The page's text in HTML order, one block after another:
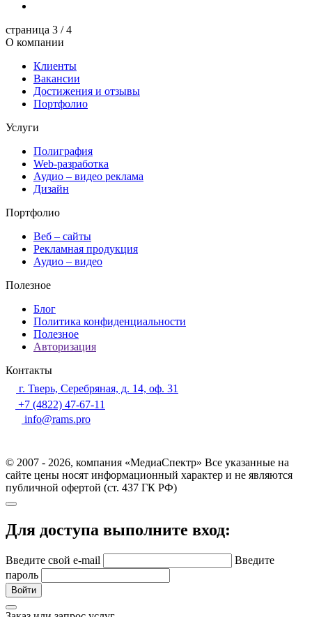
страница 3 / 4
О компании
Клиенты
Вакансии
Достижения и отзывы
Портфолио
Услуги
Полиграфия
Web-разработка
Аудио – видео реклама
Дизайн
Портфолио
Веб – сайты
Рекламная продукция
Аудио – видео
Полезное
Блог
Политика конфиденциальности
Полезное
Авторизация
Контакты
г. Тверь, Серебряная, д. 14, оф. 31
+7 (4822) 47-67-11
info@rams.pro
© 2007 - 2026, компания «МедиаСпектр» Все указанные на
сайте цены носят информационный характер и не являются
публичной офертой (ст. 437 ГК РФ)
Для доступа выполните вход:
Введите свой e-mail
Введите
пароль
Войти